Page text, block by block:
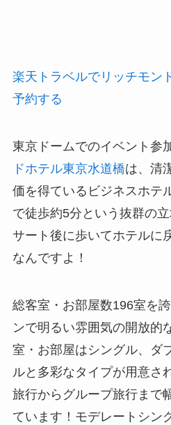
楽天トラベルでリッチモン
予約する
東京ドームでのイベント参
ドホテル東京水道橋は、清
価を得ているビジネスホテ
で徒歩約5分という抜群の
サート後に歩いてホテルに
なんですよ！
総客室・お部屋数196室を
ンで明るい雰囲気の開放的
室・お部屋はシングル、ダ
ルと多彩なタイプが用意さ
旅行からグループ旅行まで
ています！モデレートシン